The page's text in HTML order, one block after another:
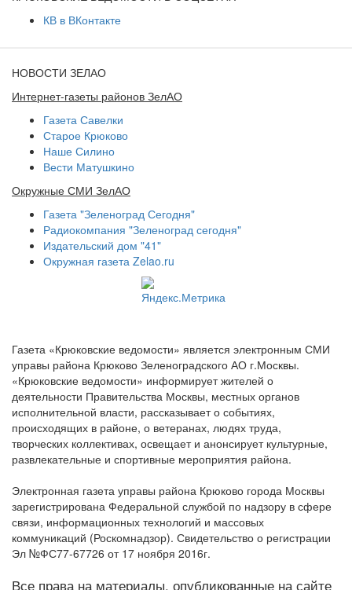
КВ в ВКонтакте
НОВОСТИ ЗЕЛАО
Интернет-газеты районов ЗелАО
Газета Савелки
Старое Крюково
Наше Силино
Вести Матушкино
Окружные СМИ ЗелАО
Газета "Зеленоград Сегодня"
Радиокомпания "Зеленоград сегодня"
Издательский дом "41"
Окружная газета Zelao.ru
Газета «Крюковские ведомости» является электронным СМИ
управы района Крюково Зеленоградского АО г.Москвы.
«Крюковские ведомости» информирует жителей о
деятельности Правительства Москвы, местных органов
исполнительной власти, рассказывает о событиях,
происходящих в районе, о ветеранах, людях труда,
творческих коллективах, освещает и анонсирует культурные,
развлекательные и спортивные мероприятия района.
Электронная газета управы района Крюково города Москвы
зарегистрирована Федеральной службой по надзору в сфере
связи, информационных технологий и массовых
коммуникаций (Роскомнадзор). Свидетельство о регистрации
Эл №ФС77-67726 от 17 ноября 2016г.
Все права на материалы, опубликованные на сайте